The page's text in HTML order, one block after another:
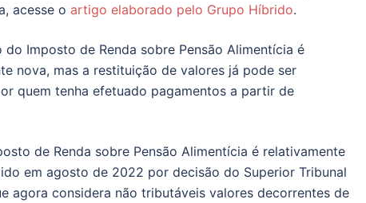
acesse o artigo elaborado pelo Grupo Híbrido.
de Renda sobre Pensão Alimentícia é relativamente
em agosto de 2022 por decisão do Superior Tribunal
agora considera não tributáveis valores decorrentes de